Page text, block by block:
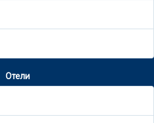
Отели